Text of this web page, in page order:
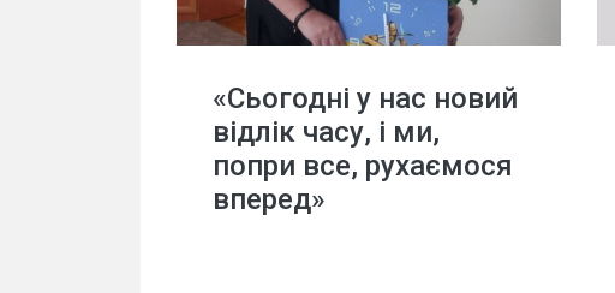
«Сьогодні у нас новий
відлік часу, і ми,
попри все, рухаємося
вперед»